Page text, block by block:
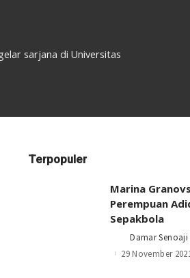
sarjana di Universitas
Terpopuler
Marina
Perempuan
Sepakbola
Posted
by
Damar Senoaji
29 November